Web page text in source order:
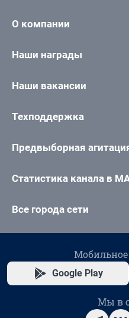
О компании
Наши награды
Наши вакансии
Техподдержка
Предвыборная
Статистика канала в
Все города сети
Google Play
Мы в